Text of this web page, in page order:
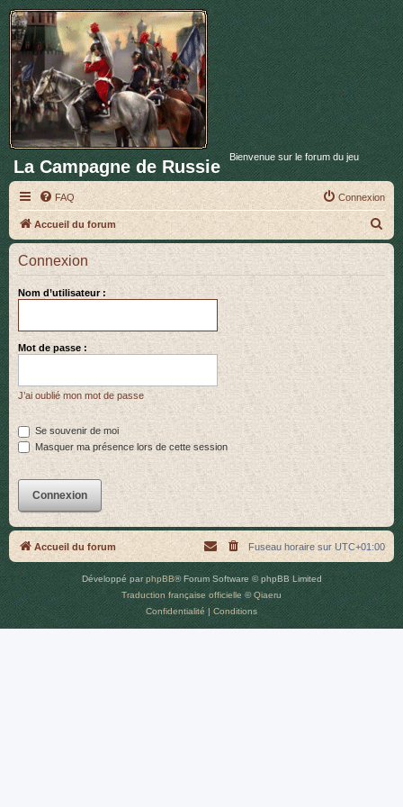
La Campagne de Russie Bienvenue sur le forum du jeu
FAQ Connexion
Accueil du forum
e
c
h
Connexion
Nom d’utilisateur :
Mot de passe :
J’ai oublié mon mot de passe
Se souvenir de moi
Masquer ma présence lors de cette session
Accueil du forum Fuseau horaire sur UTC+01:00
Développé parphpBB® Forum Software © phpBB Limited
Traduction française officielle ©Qiaeru
Confidentialité |Conditions